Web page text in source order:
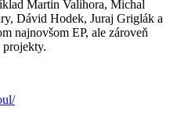
Martin Valihora, Michal
Dávid Hodek, Juraj Griglák a
najnovšom EP, ale zároveň
projekty.